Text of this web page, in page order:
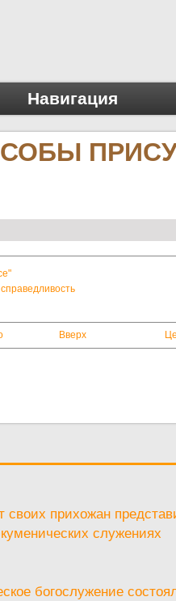
Навигация
Вверх
своих прихожан
служениях
богослужение